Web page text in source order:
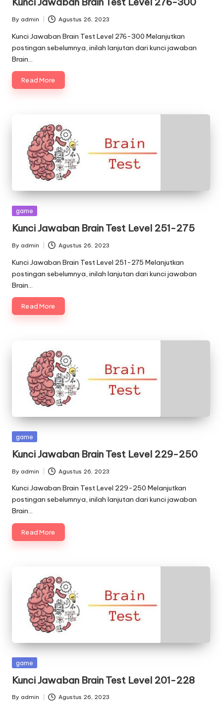
Posted
by
By admin Agustus 26, 2023
Kunci Jawaban Brain Test Level 276-300 Melanjutkan
postingan sebelumnya, inilah lanjutan dari kunci jawaban
Brain…
Read More
Posted
game
Kunci Jawaban Brain Test Level 251-275
Posted
by
By admin Agustus 26, 2023
Kunci Jawaban Brain Test Level 251-275 Melanjutkan
postingan sebelumnya, inilah lanjutan dari kunci jawaban
Brain…
Read More
Posted
game
Kunci Jawaban Brain Test Level 229-250
Posted
by
By admin Agustus 26, 2023
Kunci Jawaban Brain Test Level 229-250 Melanjutkan
postingan sebelumnya, inilah lanjutan dari kunci jawaban
Brain…
Read More
Posted
game
Kunci Jawaban Brain Test Level 201-228
Posted
By admin Agustus 26, 2023